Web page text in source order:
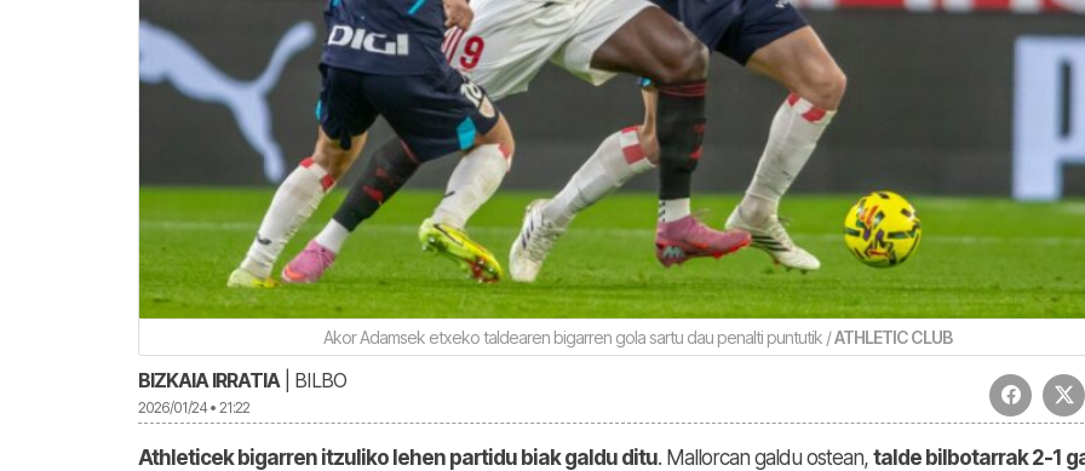
Akor Adamsek etxeko taldearen bigarren gola sartu dau penalti puntutik /ATHLETIC CLUB
BIZKAIA IRRATIA | BILBO
2026/01/24 • 21:22
Athleticek bigarren itzuliko lehen partidu biak galdu ditu. Mallorcan galdu ostean, talde bilbotarrak 2-1